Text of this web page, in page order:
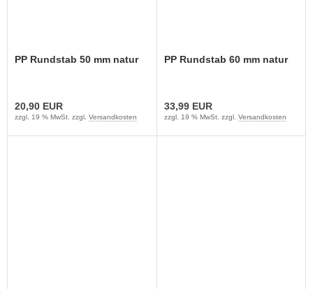
PP Rundstab 50 mm natur
20,90 EUR
zzgl. 19 % MwSt. zzgl. Versandkosten
PP Rundstab 60 mm natur
33,99 EUR
zzgl. 19 % MwSt. zzgl. Versandkosten